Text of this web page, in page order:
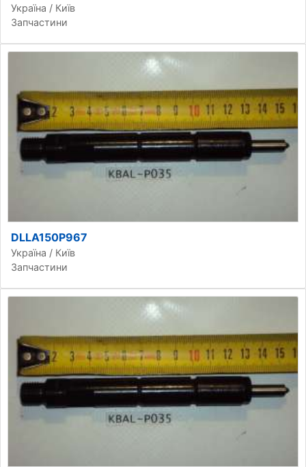
Україна / Київ
Запчастини
DLLA150P967
Україна / Київ
Запчастини